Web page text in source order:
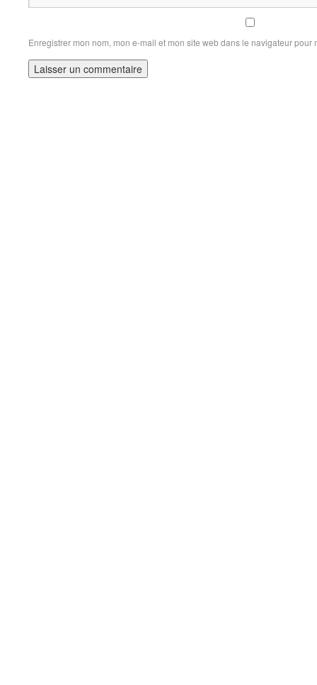
Enregistrer mon nom, mon e-mail et mon site web dans le navigateur pour